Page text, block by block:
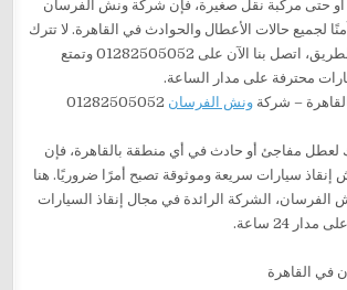
– شركةونش الفرسان
لعطل مفاجئ أو حادث في أي منطقة بالقاهرة، فإن
إنقاذ سيارات سريعة وموثوقة تصبح أمرًا ضروريًا. هنا
الفرسان، الشركة الرائدة في مجال إنقاذ السيارات
24 ساعة.
في القاهرة